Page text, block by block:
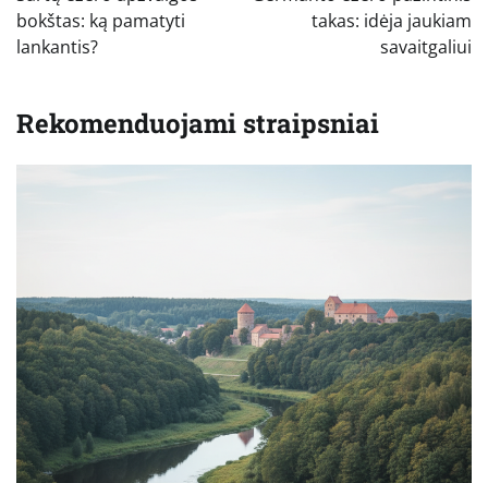
įrašų
bokštas: ką pamatyti
lankantis?
takas: idėja jaukiam
savaitgaliui
Rekomenduojami straipsniai